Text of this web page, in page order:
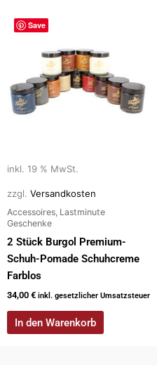
Save
inkl. 19 % MwSt.
zzgl. Versandkosten
Accessoires, Lastminute
Geschenke
2 Stück Burgol Premium-
Schuh-Pomade Schuhcreme
Farblos
34,00 € inkl. gesetzlicher Umsatzsteuer
In den Warenkorb